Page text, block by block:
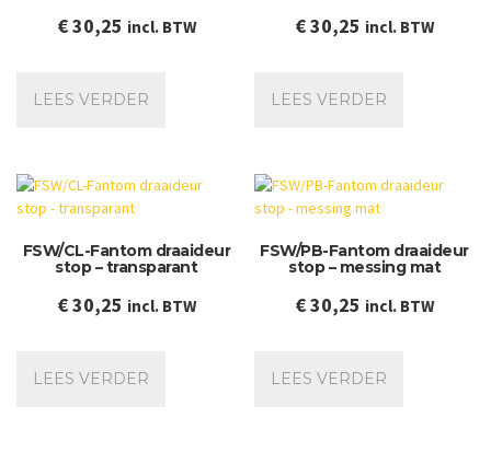
€30,25 incl. BTW
LEES VERDER
€30,25 incl. BTW
LEES VERDER
FSW/CL-Fantom draaideur
stop – transparant
€30,25 incl. BTW
LEES VERDER
FSW/PB-Fantom draaideur
stop – messing mat
€30,25 incl. BTW
LEES VERDER